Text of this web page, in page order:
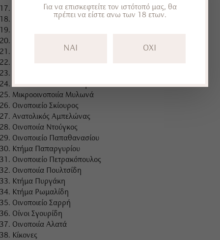
Οίνωψ Wines
Οινοποιία Μανουσάκης
Μικροοινοποιία Μυλωνά
Οινοποιείο Σκίουρος
Ανατολικός Αμπελώνας
Οινοποιία Ντούγκος
Οινοποιείο Παπαθανασίου
Κτήμα Παπαργυρίου
Οινοποιείο Πετρακόπουλος
Οινοποιία Πουλτσίδη
Κτήμα Πυργάκη
Κτήμα Ρωμαλίδη
Οινοποιείο Σαρρή
Οίνοι Σγουρίδη
Οινοποιία Αλατά
Κίκονες
Για να επισκεφτείτε τον ιστότοπό μας, θα
πρέπει να είστε ανω των 18 ετων.
NAI OXI